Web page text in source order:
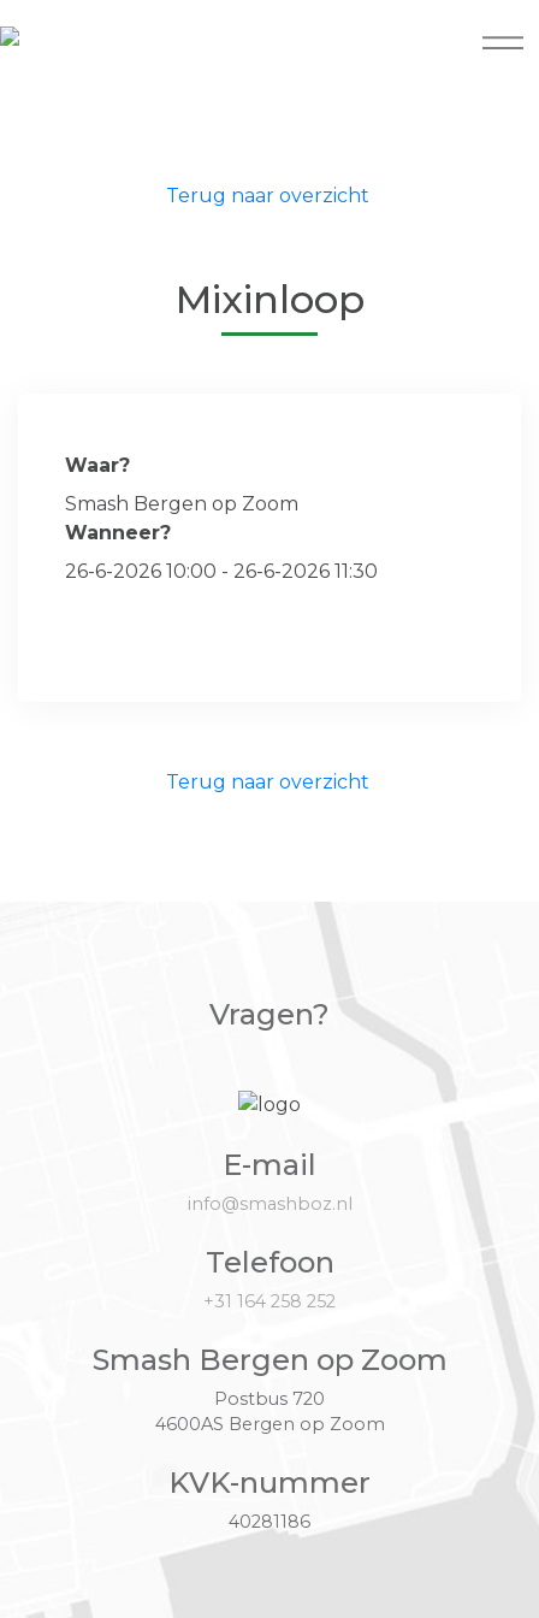
Terug naar overzicht
Mixinloop
Waar?
Smash Bergen op Zoom
Wanneer?
26-6-2026 10:00 - 26-6-2026 11:30
Terug naar overzicht
Vragen?
E-mail
info@smashboz.nl
Telefoon
+31 164 258 252
Smash Bergen op Zoom
Postbus 720
4600AS Bergen op Zoom
KVK-nummer
40281186